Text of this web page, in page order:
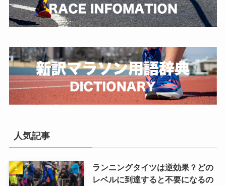
人気記事
ランニングタイツは逆効果？どの
レベルに到達すると不要になるの